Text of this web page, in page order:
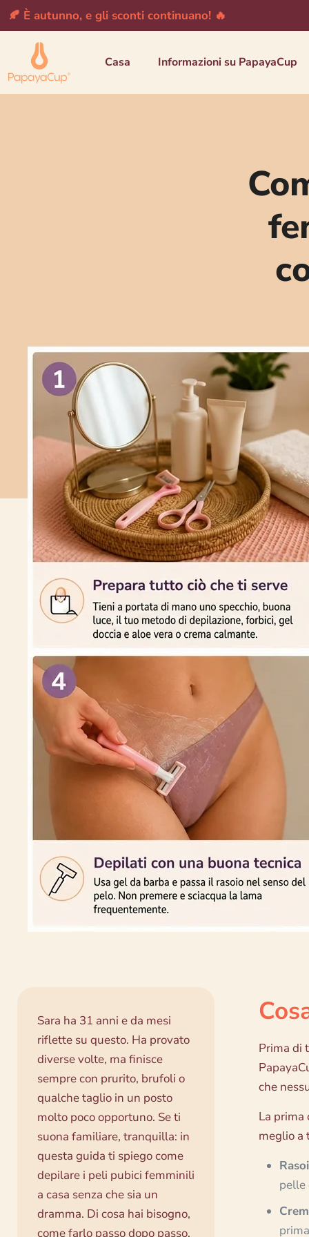
🍂 È autunno, e gli sconti continuano! 🔥
Casa Informazioni su PapayaCup
Sara ha 31 anni e da mesi
riflette su questo. Ha provato
diverse volte, ma finisce
sempre con prurito, brufoli o
qualche taglio in un posto
molto poco opportuno. Se ti
suona familiare, tranquilla: in
questa guida ti spiego come
depilare i peli pubici femminili
a casa senza che sia un
dramma. Di cosa hai bisogno,
come farlo passo dopo passo,
Prima di
che
La prima
meglio a
pelle